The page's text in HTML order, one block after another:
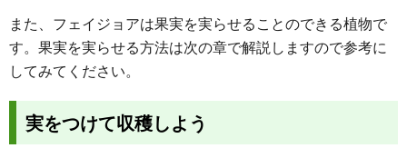
また、フェイジョアは果実を実らせることのできる植物で
す。果実を実らせる方法は次の章で解説しますので参考に
してみてください。
実をつけて収穫しよう